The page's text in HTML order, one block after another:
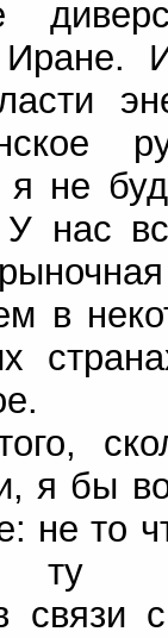
Иране.
не
У нас
в
я бы
не то
ту
связи